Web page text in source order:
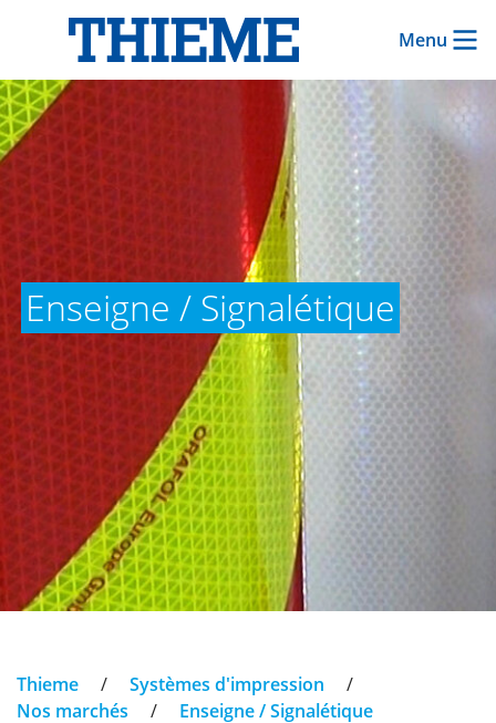
Menu
Enseigne / Signalétique
Thieme / Systèmes d'impression
/
Nos marchés
/ Enseigne / Signalétique